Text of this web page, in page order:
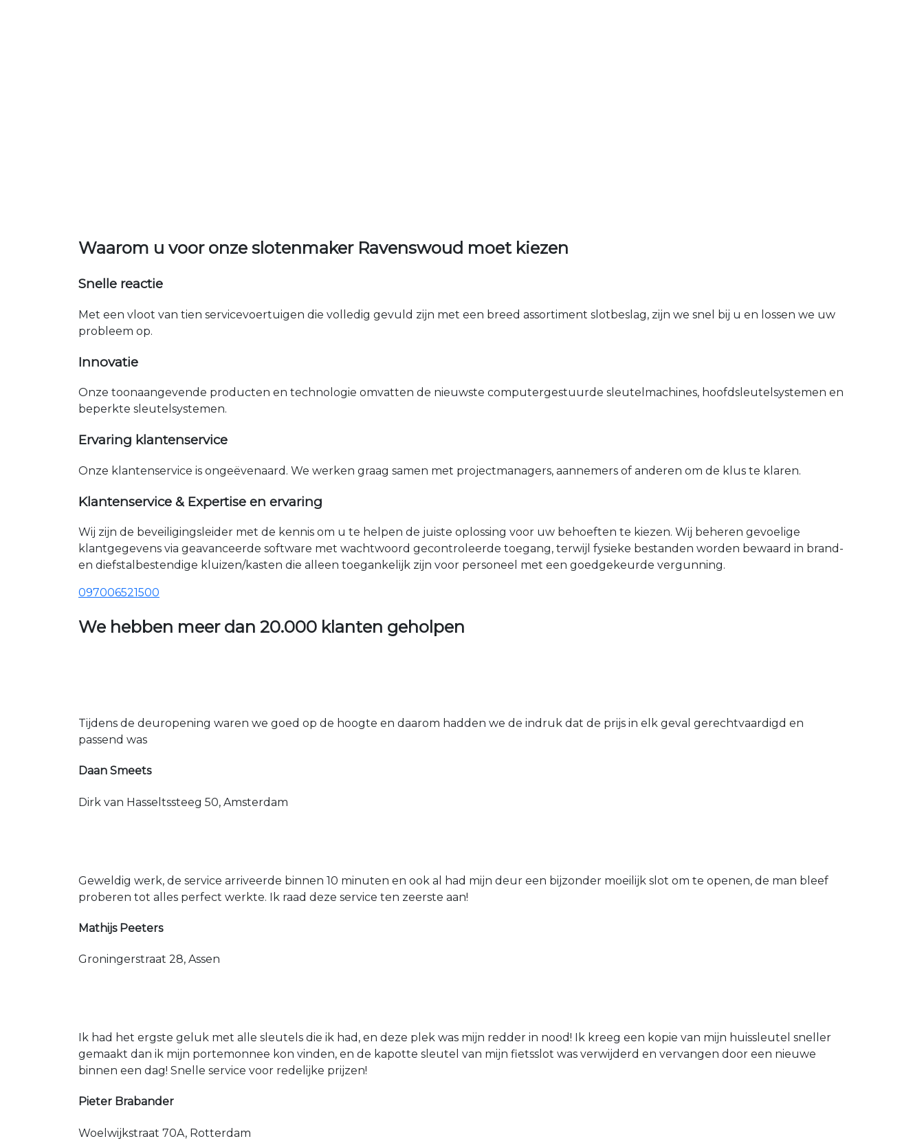
Waarom u voor onze slotenmaker Ravenswoud moet kiezen
Snelle reactie
Met een vloot van tien servicevoertuigen die volledig gevuld zijn met een breed assortiment slotbeslag, zijn we snel bij u en lossen we uw
probleem op.
Innovatie
Onze toonaangevende producten en technologie omvatten de nieuwste computergestuurde sleutelmachines, hoofdsleutelsystemen en
beperkte sleutelsystemen.
Ervaring klantenservice
Onze klantenservice is ongeëvenaard. We werken graag samen met projectmanagers, aannemers of anderen om de klus te klaren.
Klantenservice & Expertise en ervaring
Wij zijn de beveiligingsleider met de kennis om u te helpen de juiste oplossing voor uw behoeften te kiezen. Wij beheren gevoelige
klantgegevens via geavanceerde software met wachtwoord gecontroleerde toegang, terwijl fysieke bestanden worden bewaard in brand-
en diefstalbestendige kluizen/kasten die alleen toegankelijk zijn voor personeel met een goedgekeurde vergunning.
097006521500
We hebben meer dan 20.000 klanten geholpen
Tijdens de deuropening waren we goed op de hoogte en daarom hadden we de indruk dat de prijs in elk geval gerechtvaardigd en
passend was
Daan Smeets
Dirk van Hasseltssteeg 50, Amsterdam
Geweldig werk, de service arriveerde binnen 10 minuten en ook al had mijn deur een bijzonder moeilijk slot om te openen, de man bleef
proberen tot alles perfect werkte. Ik raad deze service ten zeerste aan!
Mathijs Peeters
Groningerstraat 28, Assen
Ik had het ergste geluk met alle sleutels die ik had, en deze plek was mijn redder in nood! Ik kreeg een kopie van mijn huissleutel sneller
gemaakt dan ik mijn portemonnee kon vinden, en de kapotte sleutel van mijn fietsslot was verwijderd en vervangen door een nieuwe
binnen een dag! Snelle service voor redelijke prijzen!
Pieter Brabander
Woelwijkstraat 70A, Rotterdam